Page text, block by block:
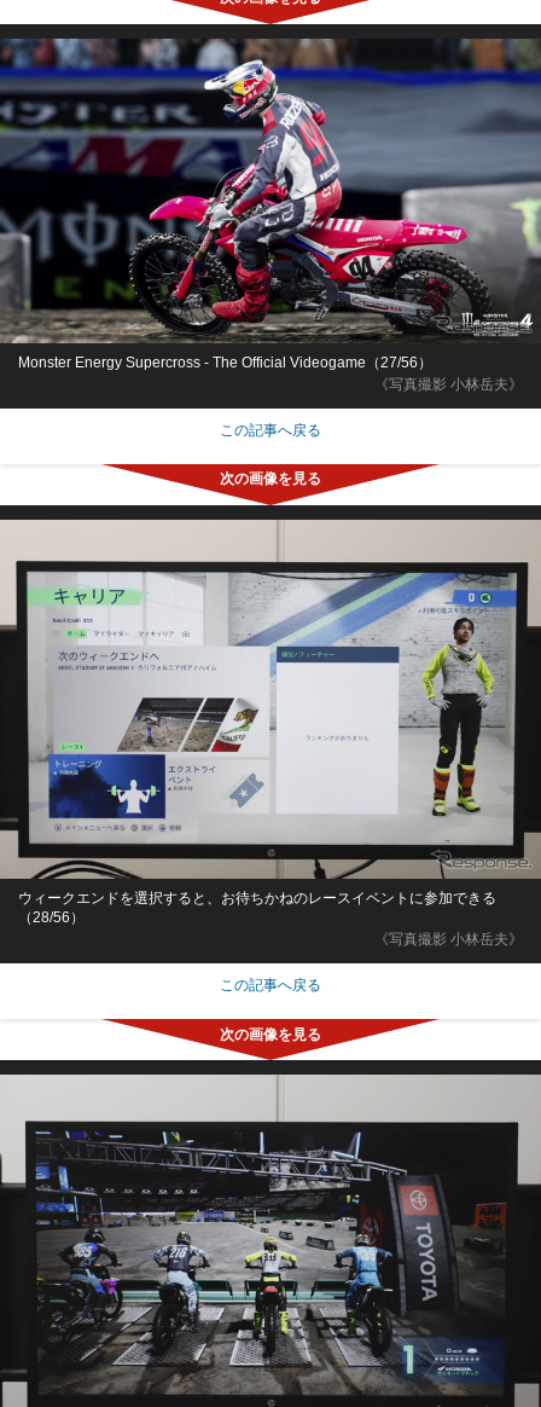
《写真撮影 小林岳夫》
Monster Energy Supercross - The Official Videogame（27/56）
この記事へ戻る
《写真撮影 小林岳夫》
ウィークエンドを選択すると、お待ちかねのレースイベントに参加できる
（28/56）
この記事へ戻る